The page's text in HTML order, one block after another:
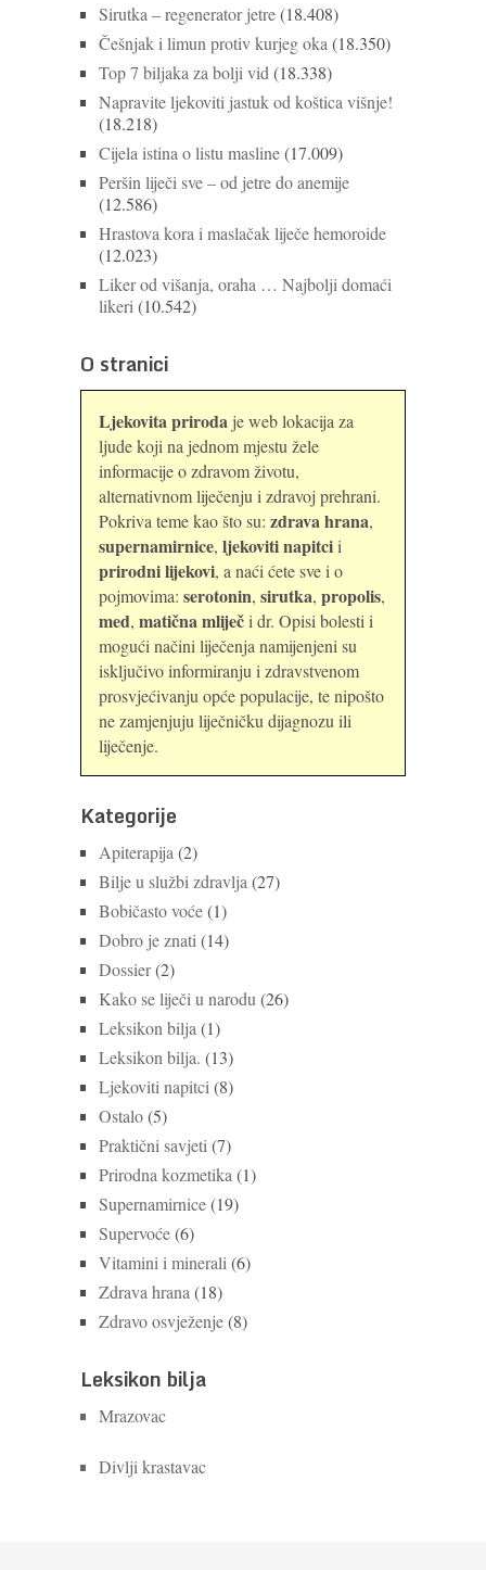
Sirutka – regenerator jetre(18.408)
Češnjak i limun protiv kurjeg oka (18.350)
Top 7 biljaka za bolji vid (18.338)
Napravite ljekoviti jastuk od koštica višnje!
(18.218)
Cijela istina o listu masline(17.009)
Peršin liječi sve – od jetre do anemije
(12.586)
Hrastova kora i maslačak liječe hemoroide
(12.023)
Liker od višanja, oraha … Najbolji domaći
likeri (10.542)
O stranici
Ljekovita priroda je web lokacija za
ljude koji na jednom mjestu žele
informacije o zdravom životu,
alternativnom liječenju i zdravoj prehrani.
Pokriva teme kao što su: zdrava hrana,
supernamirnice, ljekoviti napitcii
prirodni lijekovi, a naći ćete sve i o
pojmovima: serotonin, sirutka, propolis,
med, matična mliječi dr. Opisi bolesti i
mogući načini liječenja namijenjeni su
isključivo informiranju i zdravstvenom
prosvjećivanju opće populacije, te nipošto
ne zamjenjuju liječničku dijagnozu ili
liječenje.
Kategorije
Apiterapija (2)
Bilje u službi zdravlja (27)
Bobičasto voće(1)
Dobro je znati (14)
Dossier(2)
Kako se liječi u narodu (26)
Leksikon bilja (1)
Leksikon bilja. (13)
Ljekoviti napitci (8)
Ostalo(5)
Praktični savjeti (7)
Prirodna kozmetika (1)
Supernamirnice(19)
Supervoće(6)
Vitamini i minerali (6)
Zdrava hrana (18)
Zdravo osvježenje(8)
Leksikon bilja
Mrazovac
Divlji krastavac